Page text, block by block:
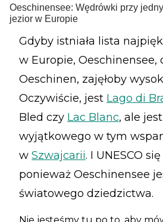
Oeschinensee: Wędrówki przy
jezior w Europie
Gdyby istniała lista
w Europie, Oeschinensee,
Oeschinen, zajęłoby
Oczywiście, jest Lago di
Bled czy Lac Blanc, ale
wyjątkowego w tym
w Szwajcarii. I UNESCO
ponieważ Oeschinensee
światowego dziedzictwa.